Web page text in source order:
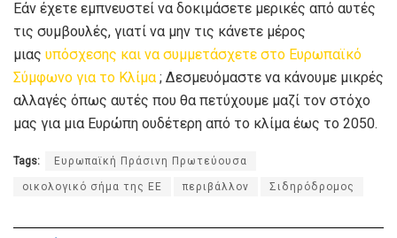
Εάν έχετε εμπνευστεί να δοκιμάσετε μερικές από αυτές
τις συμβουλές, γιατί να μην τις κάνετε μέρος
μιας υπόσχεσης και να συμμετάσχετε στο Ευρωπαϊκό
Σύμφωνο για το Κλίμα; Δεσμευόμαστε να κάνουμε μικρές
αλλαγές όπως αυτές που θα πετύχουμε μαζί τον στόχο
μας για μια Ευρώπη ουδέτερη από το κλίμα έως το 2050.
Tags: Ευρωπαϊκή Πράσινη Πρωτεύουσα
οικολογικό σήμα της ΕΕ περιβάλλον Σιδηρόδρομος